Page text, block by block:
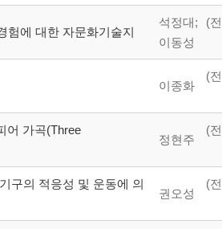
험에 대한 자문화기술지
석정대;
이동성
(
이종화
(
어 가곡(Three
정현주
(
구의 적응성 및 운동에 의
권오성
(